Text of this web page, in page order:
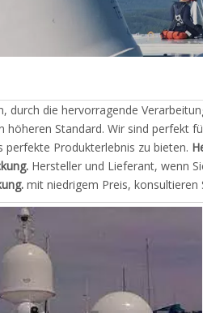
durch die hervorragende
höheren Standard. Wir sind perfekt
perfekte Produkterlebnis zu bieten.
Hersteller und Lieferant, wenn
mit niedrigem Preis, konsultieren